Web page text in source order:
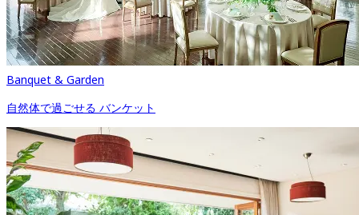
Banquet & Garden
自然体で過ごせる バンケット